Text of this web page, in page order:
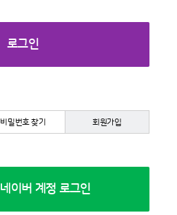
로그인
비밀번호 찾기 회원가입
네이버 계정 로그인